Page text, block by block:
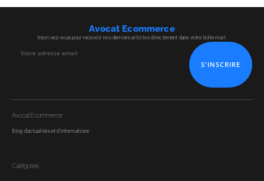
Avocat Ecommerce
Inscrivez-vous pour recevoir nos derniers articles directement dans votre boîte mail.
S'INSCRIRE
Avocat Ecommerce
Blog d'actualités et d'informations
Catégories